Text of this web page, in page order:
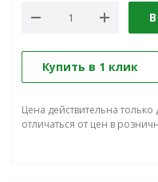
Купить в 1 клик
Цена действительна
отличаться от цен в